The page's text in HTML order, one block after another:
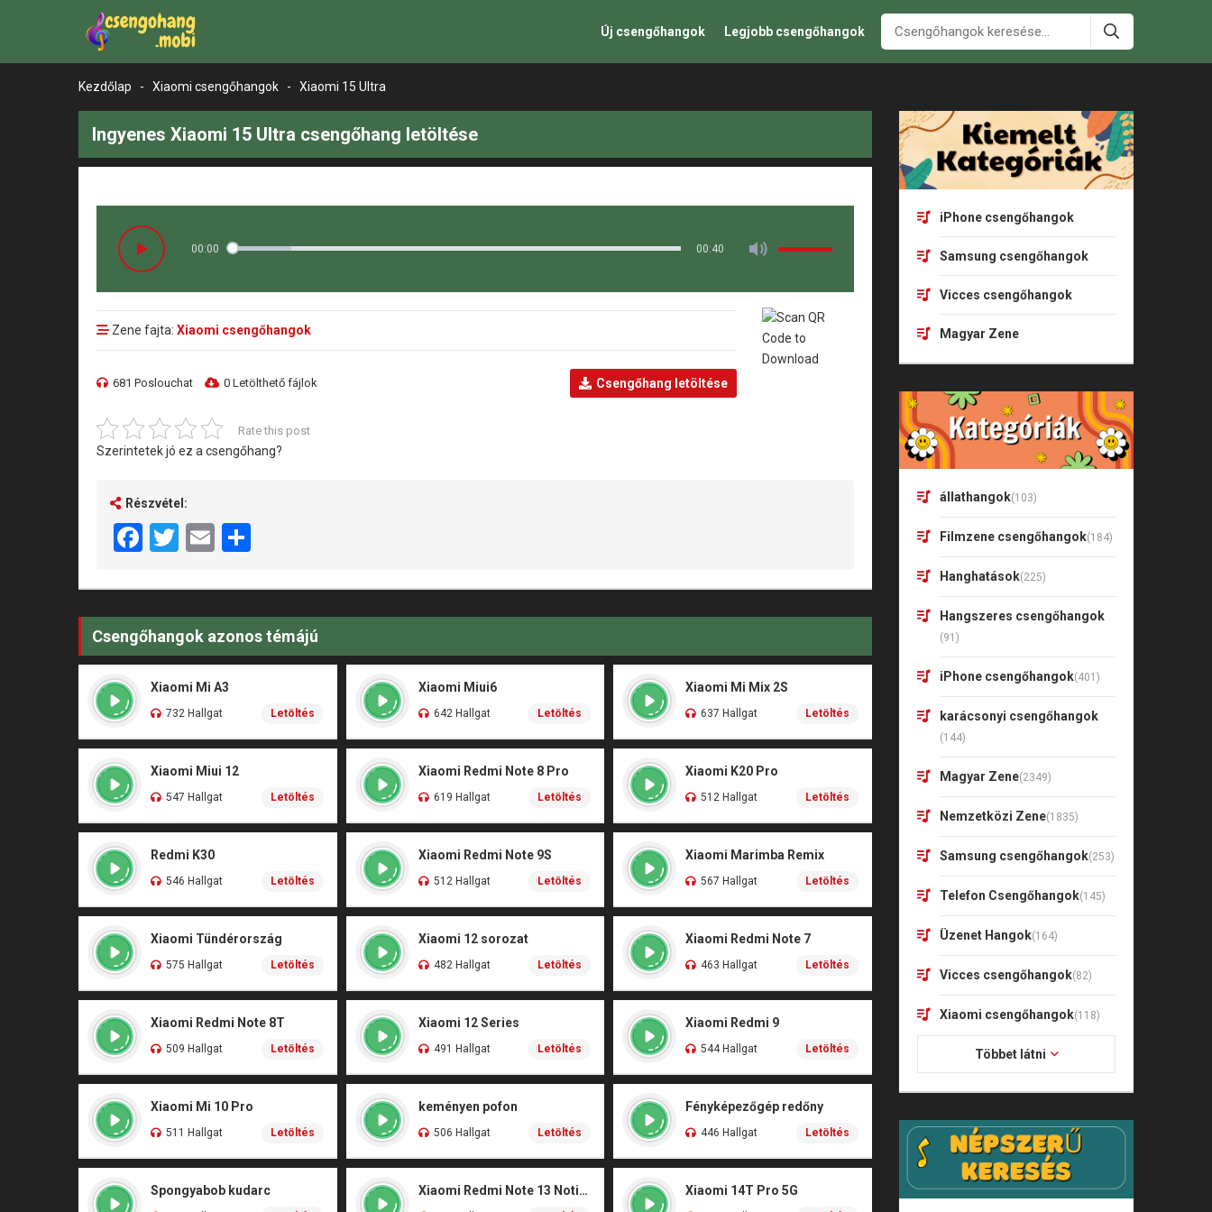
Új csengőhangok Legjobb csengőhangok
Kezdőlap - Xiaomi csengőhangok - Xiaomi 15 Ultra
Ingyenes Xiaomi 15 Ultra csengőhang letöltése
00:00 00:40
Zene fajta: Xiaomi csengőhangok
681 Poslouchat 0 Letölthető fájlok Csengőhang letöltése
Rate this post
Szerintetek jó ez a csengőhang?
Részvétel:
Facebook
Twitter
Email
Csengőhangok azonos témájú
Xiaomi Mi A3
732 Hallgat Letöltés
Xiaomi Miui6
642 Hallgat Letöltés
Xiaomi Mi Mix 2S
637 Hallgat Letöltés
Xiaomi Miui 12
547 Hallgat Letöltés
Xiaomi Redmi Note 8 Pro
619 Hallgat Letöltés
Xiaomi K20 Pro
512 Hallgat Letöltés
Redmi K30
546 Hallgat Letöltés
Xiaomi Redmi Note 9S
512 Hallgat Letöltés
Xiaomi Marimba Remix
567 Hallgat Letöltés
Xiaomi Tündérország
575 Hallgat Letöltés
Xiaomi 12 sorozat
482 Hallgat Letöltés
Xiaomi Redmi Note 7
463 Hallgat Letöltés
Xiaomi Redmi Note 8T
509 Hallgat Letöltés
Xiaomi 12 Series
491 Hallgat Letöltés
Xiaomi Redmi 9
544 Hallgat Letöltés
Xiaomi Mi 10 Pro
511 Hallgat Letöltés
keményen pofon
506 Hallgat Letöltés
Fényképezőgép redőny
446 Hallgat Letöltés
Spongyabob kudarc Xiaomi Redmi Note 13 Notification Xiaomi 14T Pro 5G
iPhone csengőhangok
Samsung csengőhangok
Vicces csengőhangok
Magyar Zene
állathangok(103)
Filmzene csengőhangok(184)
Hanghatások(225)
Hangszeres csengőhangok
(91)
iPhone csengőhangok(401)
karácsonyi csengőhangok
(144)
Magyar Zene(2349)
Nemzetközi Zene(1835)
Samsung csengőhangok(253)
Telefon Csengőhangok(145)
Üzenet Hangok(164)
Vicces csengőhangok(82)
Xiaomi csengőhangok(118)
Többet látni